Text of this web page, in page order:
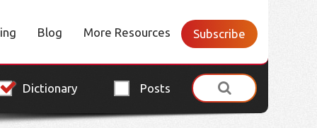
Blog More Resources Subscribe
Dictionary Posts